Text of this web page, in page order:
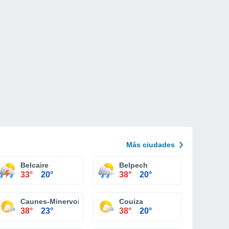
Más ciudades
Belcaire
33° 20°
Belpech
38° 20°
Caunes-Minervois
38° 23°
Couiza
38° 20°